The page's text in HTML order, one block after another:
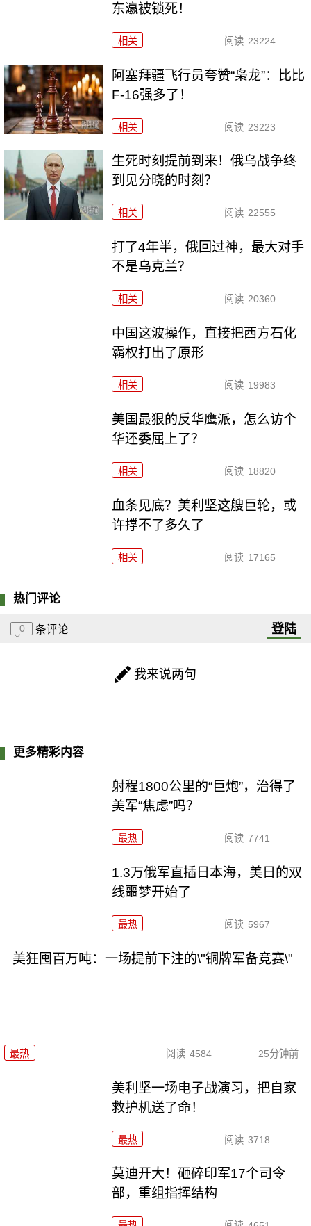
东瀛被锁死！
相关 阅读 23224
阿塞拜疆飞行员夸赞“枭龙”：比比
F-16强多了！
相关 阅读 23223
生死时刻提前到来！俄乌战争终
到见分晓的时刻？
相关 阅读 22555
打了4年半，俄回过神，最大对手
不是乌克兰？
相关 阅读 20360
中国这波操作，直接把西方石化
霸权打出了原形
相关 阅读 19983
美国最狠的反华鹰派，怎么访个
华还委屈上了？
相关 阅读 18820
血条见底？美利坚这艘巨轮，或
许撑不了多久了
相关 阅读 17165
热门评论
0 条评论 登陆
我来说两句
更多精彩内容
射程1800公里的“巨炮”，治得了
美军“焦虑”吗？
最热 阅读 7741
1.3万俄军直插日本海，美日的双
线噩梦开始了
最热 阅读 5967
美狂囤百万吨：一场提前下注的\"铜牌军备竞赛\"
最热 阅读 4584 25分钟前
美利坚一场电子战演习，把自家
救护机送了命！
最热 阅读 3718
莫迪开大！砸碎印军17个司令
部，重组指挥结构